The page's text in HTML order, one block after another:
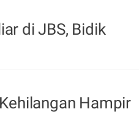
di JBS, Bidik
Hampir